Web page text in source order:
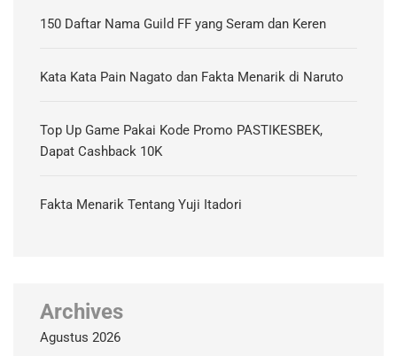
150 Daftar Nama Guild FF yang Seram dan Keren
Kata Kata Pain Nagato dan Fakta Menarik di Naruto
Top Up Game Pakai Kode Promo PASTIKESBEK,
Dapat Cashback 10K
Fakta Menarik Tentang Yuji Itadori
Archives
Agustus 2026